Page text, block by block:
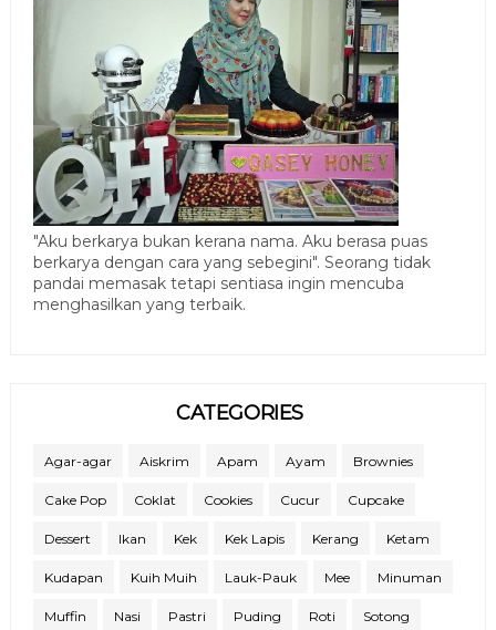
"Aku berkarya bukan kerana nama. Aku berasa puas
berkarya dengan cara yang sebegini". Seorang tidak
pandai memasak tetapi sentiasa ingin mencuba
menghasilkan yang terbaik.
CATEGORIES
Agar-agar Aiskrim Apam Ayam Brownies
Cake Pop Coklat Cookies Cucur Cupcake
Dessert Ikan Kek Kek Lapis Kerang Ketam
Kudapan Kuih Muih Lauk-Pauk Mee Minuman
Muffin Nasi Pastri Puding Roti Sotong